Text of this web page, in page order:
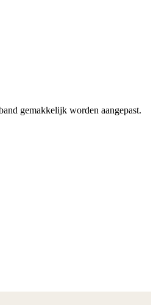
gemakkelijk worden aangepast.